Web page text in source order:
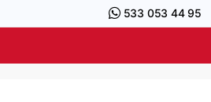
533 053 44 95